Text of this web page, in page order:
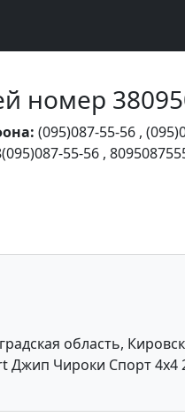
номер
(095)087-55-56 ,
55-56 ,
область,
Джип Чироки Спорт 4x4